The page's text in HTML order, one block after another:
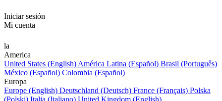
Iniciar sesión
Mi cuenta
la
America
United States (English) América Latina (Español) Brasil (Português)
México (Español) Colombia (Español)
Europa
Europe (English) Deutschland (Deutsch) France (Français) Polska
(Polski) Italia (Italiano) United Kingdom (English)